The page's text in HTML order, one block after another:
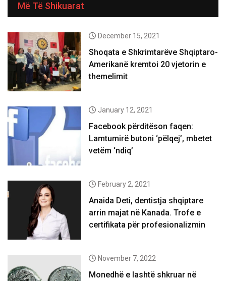
Më Të Shikuarat
December 15, 2021
Shoqata e Shkrimtarëve Shqiptaro-
Amerikanë kremtoi 20 vjetorin e
themelimit
January 12, 2021
Facebook përditëson faqen:
Lamtumirë butoni ‘pëlqej’, mbetet
vetëm ‘ndiq’
February 2, 2021
Anaida Deti, dentistja shqiptare
arrin majat në Kanada. Trofe e
certifikata për profesionalizmin
November 7, 2022
Monedhë e lashtë shkruar në